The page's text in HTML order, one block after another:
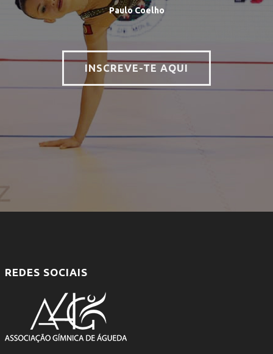
Paulo Coelho
INSCREVE-TE AQUI
REDES SOCIAIS